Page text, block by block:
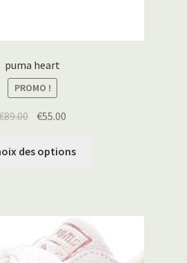
puma heart
PROMO !
89.00 €55.00
des options